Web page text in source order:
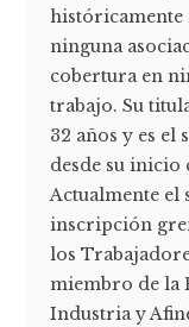
históricamente
ninguna
cobertura en
trabajo. Su
32 años y es el
desde su inicio
Actualmente el
inscripción
los
miembro de la
Industria y